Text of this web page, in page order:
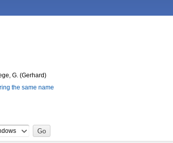
G. (Gerhard)
the same name